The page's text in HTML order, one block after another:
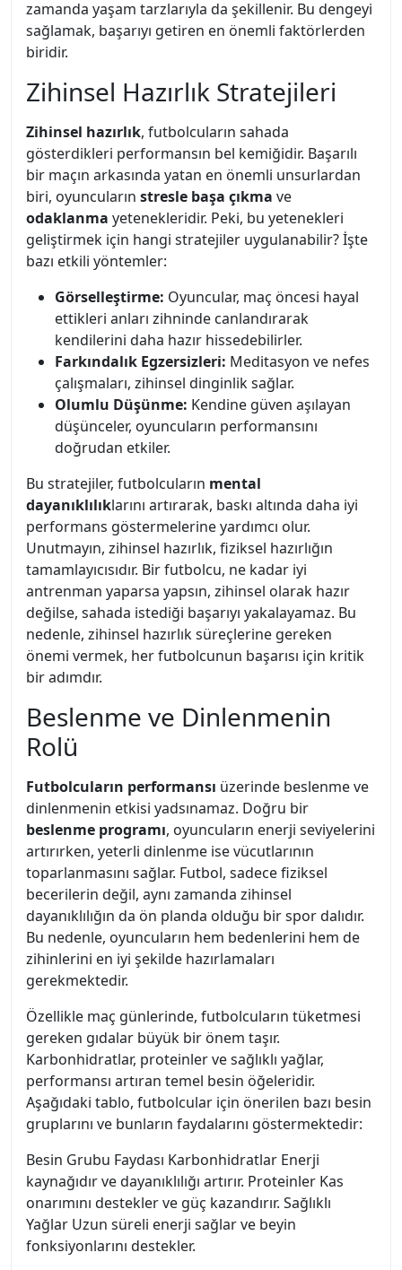
zamanda yaşam tarzlarıyla da şekillenir. Bu dengeyi
sağlamak, başarıyı getiren en önemli faktörlerden
biridir.
Zihinsel Hazırlık Stratejileri
Zihinsel hazırlık, futbolcuların sahada
gösterdikleri performansın bel kemiğidir. Başarılı
bir maçın arkasında yatan en önemli unsurlardan
biri, oyuncuların stresle başa çıkma ve
odaklanma yetenekleridir. Peki, bu yetenekleri
geliştirmek için hangi stratejiler uygulanabilir? İşte
bazı etkili yöntemler:
Görselleştirme: Oyuncular, maç öncesi hayal
ettikleri anları zihninde canlandırarak
kendilerini daha hazır hissedebilirler.
Farkındalık Egzersizleri: Meditasyon ve nefes
çalışmaları, zihinsel dinginlik sağlar.
Olumlu Düşünme: Kendine güven aşılayan
düşünceler, oyuncuların performansını
doğrudan etkiler.
Bu stratejiler, futbolcuların mental
dayanıklılıklarını artırarak, baskı altında daha iyi
performans göstermelerine yardımcı olur.
Unutmayın, zihinsel hazırlık, fiziksel hazırlığın
tamamlayıcısıdır. Bir futbolcu, ne kadar iyi
antrenman yaparsa yapsın, zihinsel olarak hazır
değilse, sahada istediği başarıyı yakalayamaz. Bu
nedenle, zihinsel hazırlık süreçlerine gereken
önemi vermek, her futbolcunun başarısı için kritik
bir adımdır.
Beslenme ve Dinlenmenin
Rolü
Futbolcuların performansı üzerinde beslenme ve
dinlenmenin etkisi yadsınamaz. Doğru bir
beslenme programı, oyuncuların enerji seviyelerini
artırırken, yeterli dinlenme ise vücutlarının
toparlanmasını sağlar. Futbol, sadece fiziksel
becerilerin değil, aynı zamanda zihinsel
dayanıklılığın da ön planda olduğu bir spor dalıdır.
Bu nedenle, oyuncuların hem bedenlerini hem de
zihinlerini en iyi şekilde hazırlamaları
gerekmektedir.
Özellikle maç günlerinde, futbolcuların tüketmesi
gereken gıdalar büyük bir önem taşır.
Karbonhidratlar, proteinler ve sağlıklı yağlar,
performansı artıran temel besin öğeleridir.
Aşağıdaki tablo, futbolcular için önerilen bazı besin
gruplarını ve bunların faydalarını göstermektedir:
Besin Grubu Faydası Karbonhidratlar Enerji
kaynağıdır ve dayanıklılığı artırır. Proteinler Kas
onarımını destekler ve güç kazandırır. Sağlıklı
Yağlar Uzun süreli enerji sağlar ve beyin
fonksiyonlarını destekler.